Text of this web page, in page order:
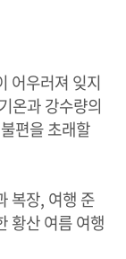
어우러져 잊지
온과 강수량의
편을 초래할
복장, 여행 준
황산 여름 여행